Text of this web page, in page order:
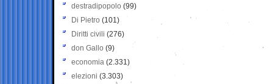
destradipopolo (99)
Di Pietro (101)
Diritti civili (276)
don Gallo (9)
economia (2.331)
elezioni (3.303)